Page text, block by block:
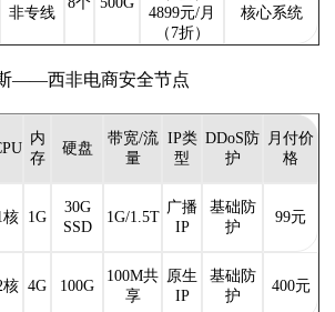
非专线
4899元/月
（7折）
核心系统
——西非电商安全节点
内
存
硬盘
带宽/流
量
IP类
型
DDoS防
护
月付价
格
核 1G
30G
SSD
1G/1.5T
广播
IP
基础防
护
99元
核 4G 100G
100M共
享
原生
IP
基础防
护
400元